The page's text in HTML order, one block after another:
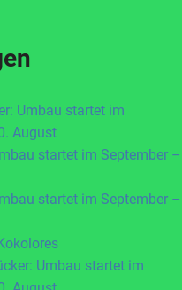
Umbau startet im
August
startet im September –
startet im September –
Umbau startet im